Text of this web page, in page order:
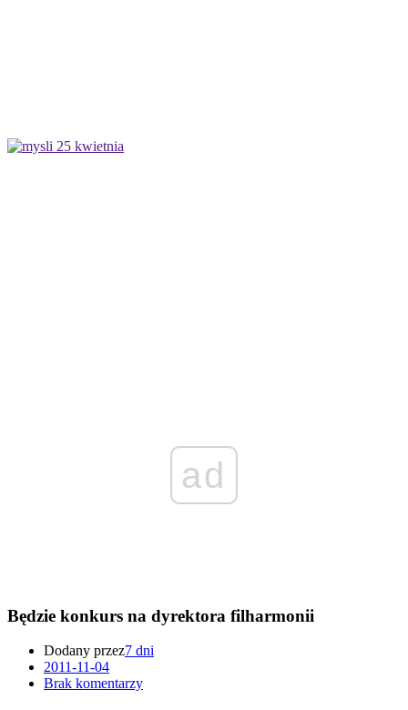
ad
Będzie konkurs na dyrektora filharmonii
Dodany przez7 dni
2011-11-04
Brak komentarzy